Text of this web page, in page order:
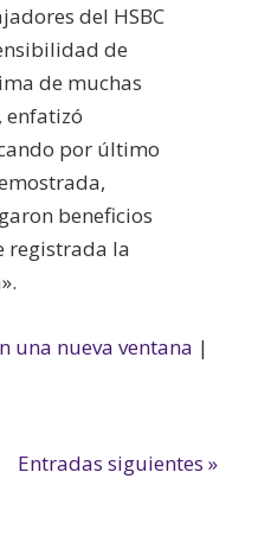
del HSBC
de
de muchas
enfatizó
por último
beneficios
registrada la
una nueva ventana |
Entradas siguientes »